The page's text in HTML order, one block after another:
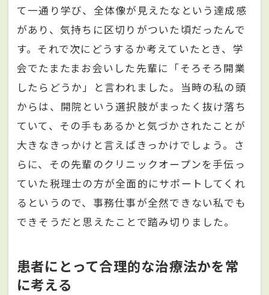
て一通り学び、全体像が見えたなという達成感
があり、気持ちに区切りがついた頃だったんで
す。それで次にどうするか考えていたとき、学
会でたまたまお会いした先輩に「そろそろ開業
したらどうか」と言われました。当時の私の頭
からは、開院という選択肢がまったく抜け落ち
ていて、その手もあるかと気づかされたことが
大きなきっかけと言えばきっかけでしょう。さ
らに、その先輩のクリニックオープンを手伝っ
ていた税理士の方が全面的にサポートしてくれ
るというので、事務仕事が全然できない私でも
できそうだと思えたことで踏み切りました。
患者にとって合理的な治療法かを常
に考える